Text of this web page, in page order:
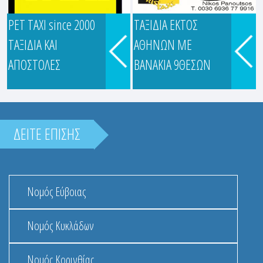
PET TAXI since 2000
ΤΑΞΙΔΙΑ ΚΑΙ
ΑΠΟΣΤΟΛΕΣ
PET TAXI since 2000
ΤΑΞΙΔΙΑ ΕΚΤΟΣ
ΑΘΗΝΩΝ ΜΕ
ΒΑΝΑΚΙΑ 9ΘΕΣΩΝ
ΔΕΙΤΕ ΕΠΙΣΗΣ
Νομός Εύβοιας
Νομός Κυκλάδων
Νομός Κορινθίας